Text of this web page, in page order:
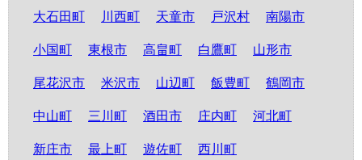
大石田町 川西町 天童市 戸沢村 南陽市
小国町 東根市 高畠町 白鷹町 山形市
尾花沢市 米沢市 山辺町 飯豊町 鶴岡市
中山町 三川町 酒田市 庄内町 河北町
新庄市 最上町 遊佐町 西川町